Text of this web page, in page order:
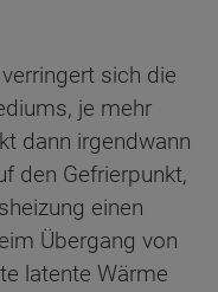
sich die
je mehr
dann irgendwann
den Gefrierpunkt,
einen
Übergang von
latente Wärme